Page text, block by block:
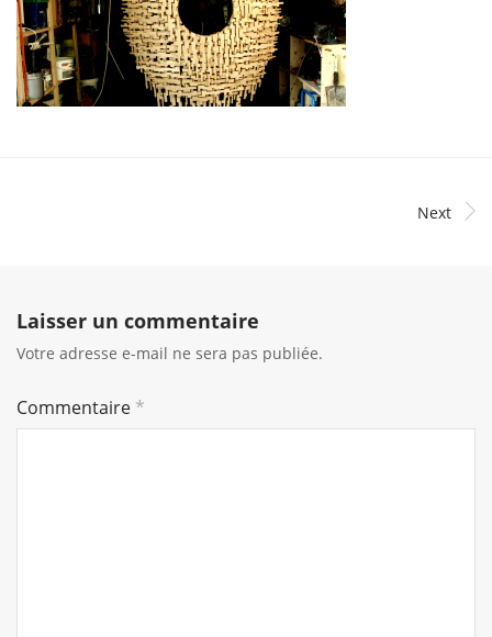
Next
Laisser un commentaire
Votre adresse e-mail ne sera pas publiée.
Commentaire *